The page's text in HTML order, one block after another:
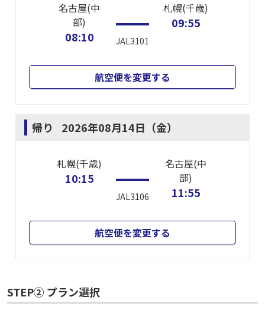
名古屋(中
部)
08:10 JAL3101
札幌(千歳)
09:55
航空便を変更する
帰り 2026年08月14日（金）
札幌(千歳)
10:15
JAL3106
名古屋(中
部)
11:55
航空便を変更する
STEP② プラン選択